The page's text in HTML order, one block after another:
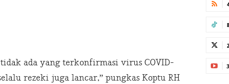
ada yang terkonfirmasi virus COVID-
rezeki juga lancar,” pungkas Koptu RH